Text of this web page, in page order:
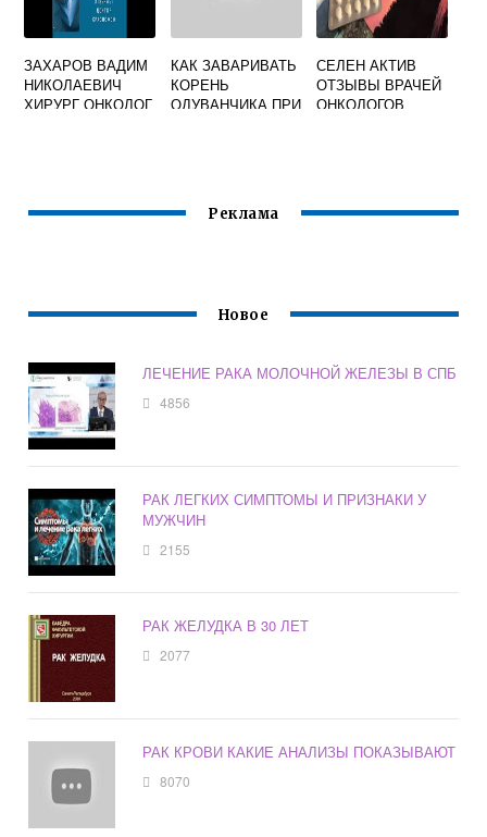
ЗАХАРОВ ВАДИМ
НИКОЛАЕВИЧ
ХИРУРГ ОНКОЛОГ
КАК ЗАВАРИВАТЬ
КОРЕНЬ
ОДУВАНЧИКА ПРИ
СЕЛЕН АКТИВ
ОТЗЫВЫ ВРАЧЕЙ
ОНКОЛОГОВ
Реклама
Новое
ЛЕЧЕНИЕ РАКА МОЛОЧНОЙ ЖЕЛЕЗЫ В СПБ
4856
РАК ЛЕГКИХ СИМПТОМЫ И ПРИЗНАКИ У
МУЖЧИН
2155
РАК ЖЕЛУДКА В 30 ЛЕТ
2077
РАК КРОВИ КАКИЕ АНАЛИЗЫ ПОКАЗЫВАЮТ
8070